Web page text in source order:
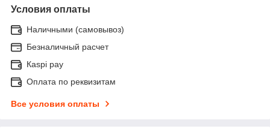
Условия оплаты
Наличными (самовывоз)
Безналичный расчет
Каspi pay
Оплата по реквизитам
Все условия оплаты